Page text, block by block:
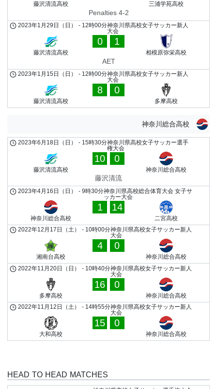
藤沢清流高校 三浦学苑高校
Penalties 4-2
神奈川県高校女子サッカー新人
大会
2023年1月29日（日） - 12時00分
藤沢清流高校
0 1
相模原弥栄高校
AET
神奈川県高校女子サッカー新人
大会
2023年1月15日（日） - 12時00分
藤沢清流高校
8 0
多摩高校
神奈川総合高校
神奈川県高校女子サッカー選手
権大会
2023年6月18日（日） - 15時30分
藤沢清流高校
10 0
神奈川総合高校
藤沢清流
神奈川県高校総合体育大会 女子サ
ッカー大会
2023年4月16日（日） - 9時30分
神奈川総合高校
1 14
二宮高校
神奈川県高校女子サッカー新人
大会
2022年12月17日（土） - 10時00分
湘南台高校
4 0
神奈川総合高校
神奈川県高校女子サッカー新人
大会
2022年11月20日（日） - 10時40分
多摩高校
16 0
神奈川総合高校
神奈川県高校女子サッカー新人
大会
2022年11月12日（土） - 14時55分
大和高校
15 0
神奈川総合高校
HEAD TO HEAD MATCHES